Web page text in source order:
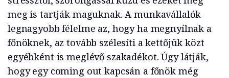
meg is tartják maguknak. A munkavállalók
legnagyobb félelme az, hogy ha megnyílnak a
főnöknek, az tovább szélesíti a kettőjük közt
egyébként is meglévő szakadékot. Úgy látják,
hogy egy coming out kapcsán a főnök még